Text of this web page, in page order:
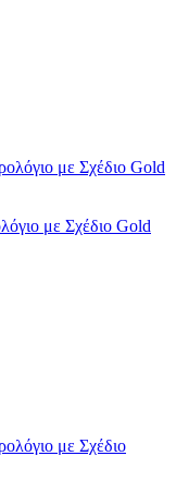
με Σχέδιο Gold